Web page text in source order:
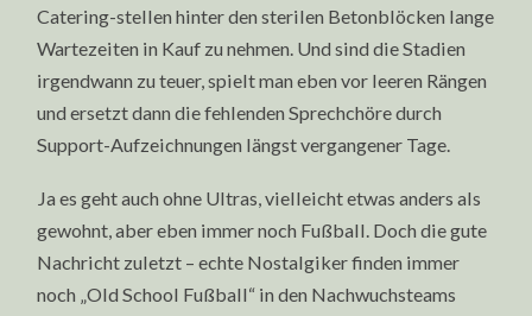
Catering-stellen hinter den sterilen Betonblöcken lange
Wartezeiten in Kauf zu nehmen. Und sind die Stadien
irgendwann zu teuer, spielt man eben vor leeren Rängen
und ersetzt dann die fehlenden Sprechchöre durch
Support-Aufzeichnungen längst vergangener Tage.
Ja es geht auch ohne Ultras, vielleicht etwas anders als
gewohnt, aber eben immer noch Fußball. Doch die gute
Nachricht zuletzt – echte Nostalgiker finden immer
noch „Old School Fußball“ in den Nachwuchsteams